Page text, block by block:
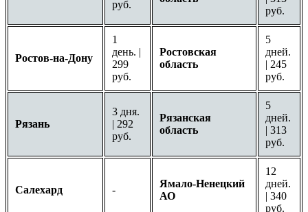
руб.
руб.
Ростов-на-Дону
1
день. |
299
руб.
Ростовская
область
5
дней.
| 245
руб.
Рязань
3 дня.
| 292
руб.
Рязанская
область
5
дней.
| 313
руб.
Салехард -
Ямало-Ненецкий
АО
12
дней.
| 340
руб.